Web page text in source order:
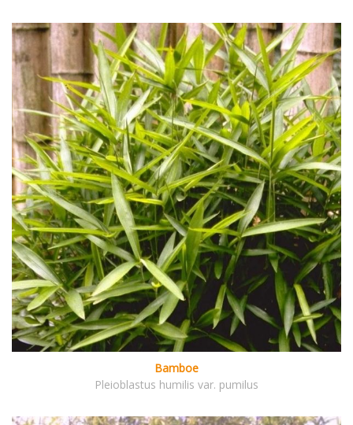
Bamboe
Pleioblastus humilis var. pumilus